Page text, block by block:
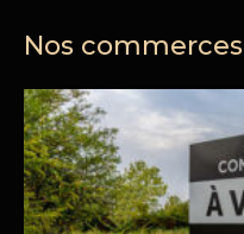
Nos commerces